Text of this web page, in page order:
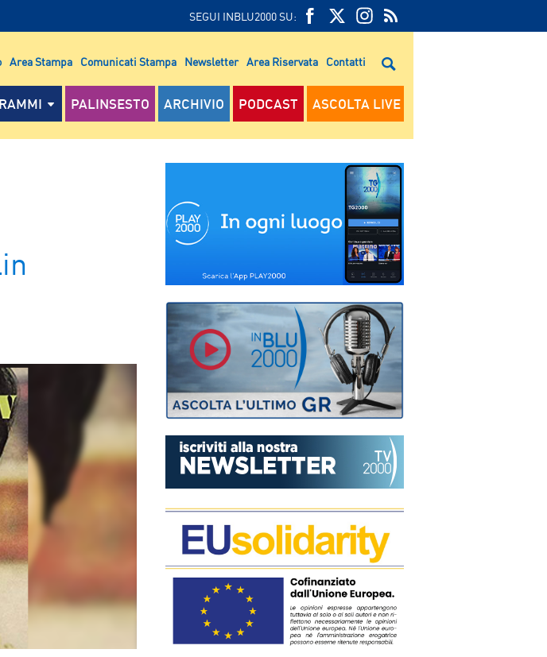
SEGUI INBLU2000 SU:
FEED
RSS
RSS
Area Stampa Comunicati Stampa Newsletter Area Riservata Contatti
PALINSESTO ARCHIVIO PODCAST ASCOLTA LIVE